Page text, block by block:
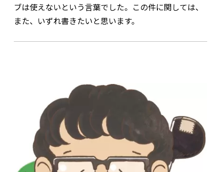
ブは使えないという言葉でした。この件に関しては、
また、いずれ書きたいと思います。